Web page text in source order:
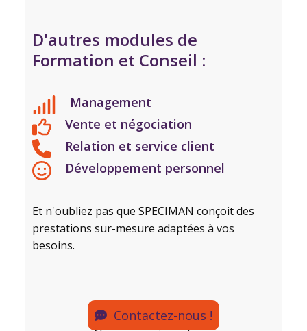
D'autres modules de
Formation et Conseil :
Management
Vente et négociation
Relation et service client
Développement personnel
Et n'oubliez pas que SPECIMAN conçoit des
prestations sur-mesure adaptées à vos
besoins.
Contactez-nous !